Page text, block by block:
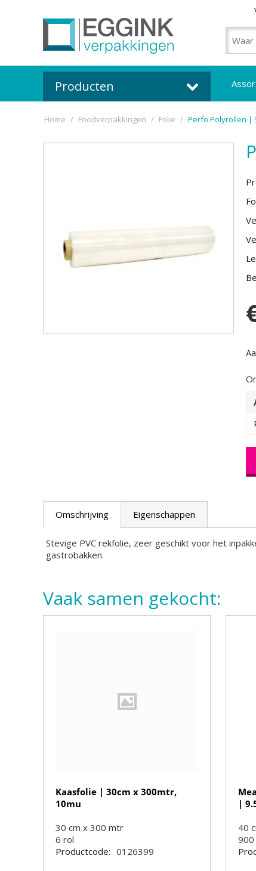
Producten
Home / Foodverpakkingen / Folie / Perfo Polyrollen |
Omschrijving Eigenschappen
Stevige PVC rekfolie, zeer geschikt voor het
gastrobakken.
Vaak samen gekocht:
Kaasfolie | 30cm x 300mtr,
10mu
30 cm x 300 mtr
6 rol
Productcode: 0126399
|
40